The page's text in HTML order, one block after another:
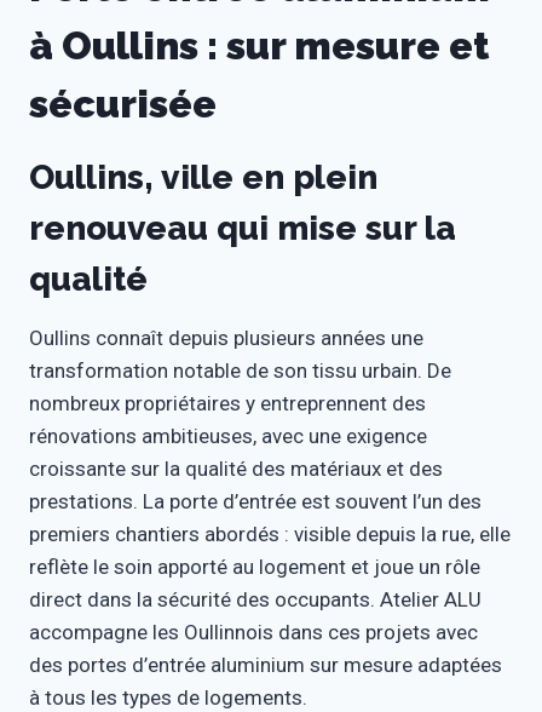
à Oullins : sur mesure et
sécurisée
Oullins, ville en plein
renouveau qui mise sur la
qualité
Oullins connaît depuis plusieurs années une
transformation notable de son tissu urbain. De
nombreux propriétaires y entreprennent des
rénovations ambitieuses, avec une exigence
croissante sur la qualité des matériaux et des
prestations. La porte d’entrée est souvent l’un des
premiers chantiers abordés : visible depuis la rue, elle
reflète le soin apporté au logement et joue un rôle
direct dans la sécurité des occupants. Atelier ALU
accompagne les Oullinnois dans ces projets avec
des portes d’entrée aluminium sur mesure adaptées
à tous les types de logements.